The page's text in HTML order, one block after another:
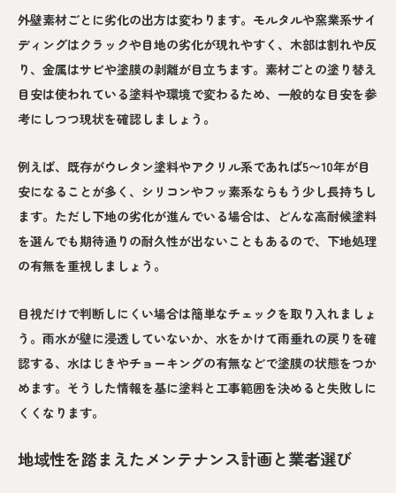
外壁素材ごとに劣化の出方は変わります。モルタルや窯業系サイ
ディングはクラックや目地の劣化が現れやすく、木部は割れや反
り、金属はサビや塗膜の剥離が目立ちます。素材ごとの塗り替え
目安は使われている塗料や環境で変わるため、一般的な目安を参
考にしつつ現状を確認しましょう。
例えば、既存がウレタン塗料やアクリル系であれば5〜10年が目
安になることが多く、シリコンやフッ素系ならもう少し長持ちし
ます。ただし下地の劣化が進んでいる場合は、どんな高耐候塗料
を選んでも期待通りの耐久性が出ないこともあるので、下地処理
の有無を重視しましょう。
目視だけで判断しにくい場合は簡単なチェックを取り入れましょ
う。雨水が壁に浸透していないか、水をかけて雨垂れの戻りを確
認する、水はじきやチョーキングの有無などで塗膜の状態をつか
めます。そうした情報を基に塗料と工事範囲を決めると失敗しに
くくなります。
地域性を踏まえたメンテナンス計画と業者選び